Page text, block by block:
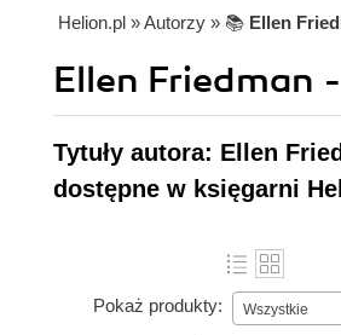
Helion.pl » Autorzy » 📚 Ellen
Ellen Friedman
Tytuły autora: Ellen
dostępne w księgarni
Pokaż produkty: Wszystkie